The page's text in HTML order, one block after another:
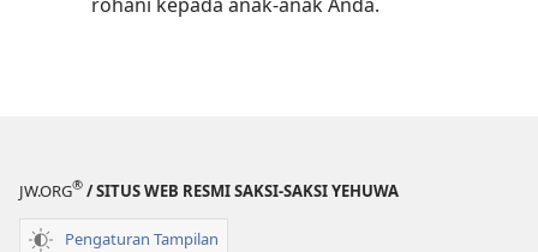
JW.ORG® / SITUS WEB RESMI SAKSI-SAKSI YEHUWA
Pengaturan Tampilan